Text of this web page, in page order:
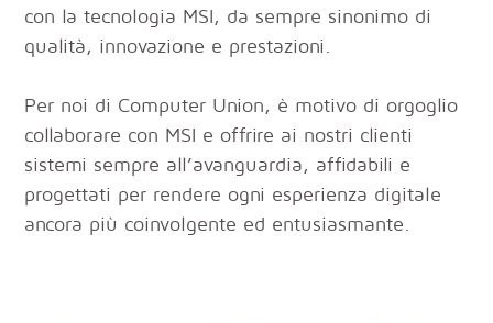
con la tecnologia MSI, da sempre sinonimo di
qualità, innovazione e prestazioni.
Per noi di Computer Union, è motivo di orgoglio
collaborare con MSI e offrire ai nostri clienti
sistemi sempre all’avanguardia, affidabili e
progettati per rendere ogni esperienza digitale
ancora più coinvolgente ed entusiasmante.